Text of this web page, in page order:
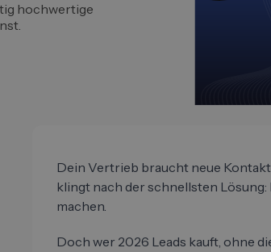
hochwertige
Dein Vertrieb braucht neue
klingt nach der schnellsten
machen.
Doch wer 2026 Leads kauft, ohne